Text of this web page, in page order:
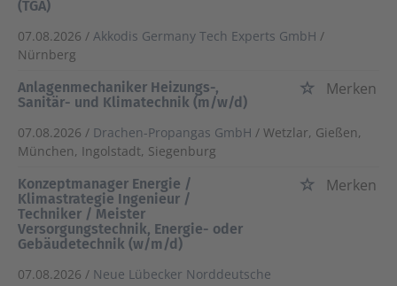
(TGA)
07.08.2026 / Akkodis Germany Tech Experts GmbH /
Nürnberg
Anlagenmechaniker Heizungs-,
Sanitär- und Klimatechnik (m/w/d)
Merken
07.08.2026 / Drachen-Propangas GmbH / Wetzlar, Gießen,
München, Ingolstadt, Siegenburg
Konzeptmanager Energie /
Klimastrategie Ingenieur /
Techniker / Meister
Versorgungstechnik, Energie- oder
Gebäudetechnik (w/m/d)
Merken
07.08.2026 / Neue Lübecker Norddeutsche